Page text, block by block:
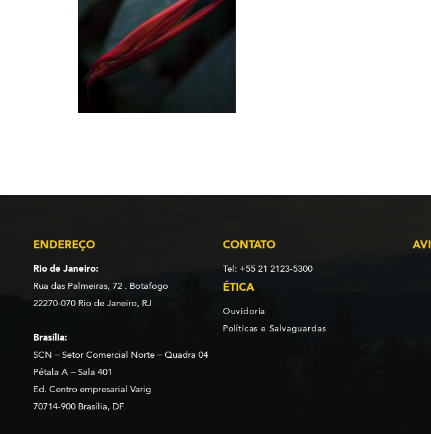
ENDEREÇO
Rio de Janeiro:
Rua das Palmeiras, 72 . Botafogo
22270-070 Rio de Janeiro, RJ
Brasília:
SCN – Setor Comercial Norte – Quadra 04
Pétala A – Sala 401
Ed. Centro empresarial Varig
70714-900 Brasília, DF
CONTATO
Tel: +55 21 2123-5300
ÉTICA
Ouvidoria
Políticas e Salvaguardas